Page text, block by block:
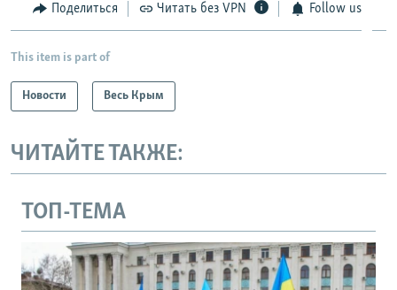
Поделиться Читать без VPN Follow us
This item is part of
Новости Весь Крым
ЧИТАЙТЕ ТАКЖЕ:
ТОП-ТЕМА